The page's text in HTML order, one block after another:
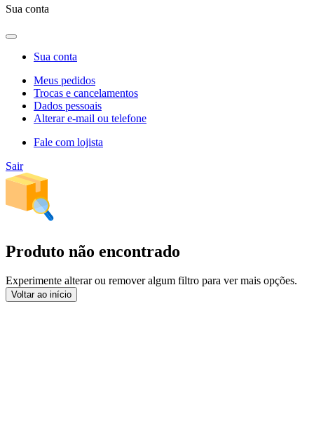
Sua conta
Sua conta
Meus pedidos
Trocas e cancelamentos
Dados pessoais
Alterar e-mail ou telefone
Fale com lojista
Sair
Produto não encontrado
Experimente alterar ou remover algum filtro para ver mais opções.
Voltar ao início